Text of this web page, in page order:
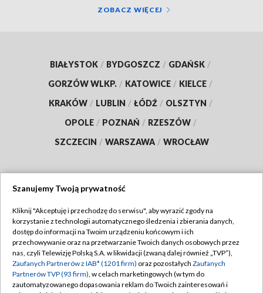
ZOBACZ WIĘCEJ
BIAŁYSTOK / BYDGOSZCZ / GDAŃSK /
GORZÓW WLKP. / KATOWICE / KIELCE /
KRAKÓW / LUBLIN / ŁÓDŹ / OLSZTYN /
OPOLE / POZNAŃ / RZESZÓW /
SZCZECIN / WARSZAWA / WROCŁAW
TVP
Abonament TVP
Emisja w TVP
Centrum informacji TVP
Regulamin TVP
Polityka prywatności
Moje zgody
Szanujemy Twoją prywatność
Kliknij "Akceptuję i przechodzę do serwisu", aby wyrazić zgody na
korzystanie z technologii automatycznego śledzenia i zbierania danych,
dostęp do informacji na Twoim urządzeniu końcowym i ich
przechowywanie oraz na przetwarzanie Twoich danych osobowych przez
nas, czyli Telewizję Polską S.A. w likwidacji (zwaną dalej również „TVP”),
Zaufanych Partnerów z IAB* (1201 firm) oraz pozostałych Zaufanych
Partnerów TVP (93 firm), w celach marketingowych (w tym do
zautomatyzowanego dopasowania reklam do Twoich zainteresowań i